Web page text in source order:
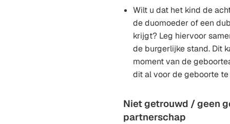
Wilt u dat het kind de
de duomoeder of een
krijgt? Leg hiervoor
de burgerlijke stand. Dit
moment van de
dit al voor de geboorte te
Niet getrouwd / geen
partnerschap